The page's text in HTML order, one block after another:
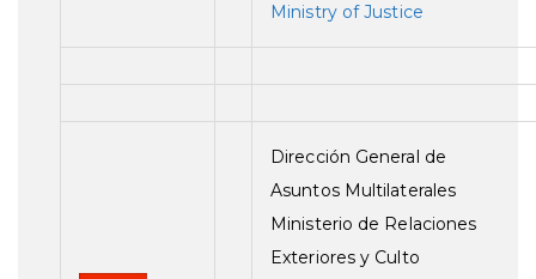
Ministry of Justice
Dirección General de
Asuntos Multilaterales
Ministerio de Relaciones
Exteriores y Culto